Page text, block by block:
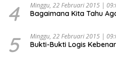
4 Minggu, 22 Februari 2015 |
Bagaimana Kita Tahu
5 Minggu, 22 Februari 2015 |
Bukti-Bukti Logis